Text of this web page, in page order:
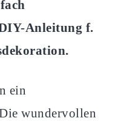
Anleitung f.
ein
wundervollen